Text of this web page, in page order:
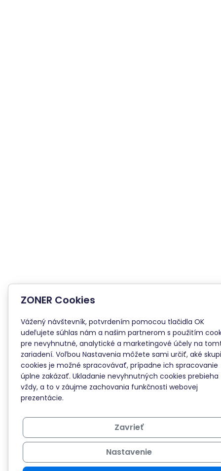
ZONER Cookies
Vážený návštevník, potvrdením pomocou tlačidla OK
udeľujete súhlas nám a našim partnerom s použitím
pre nevyhnutné, analytické a marketingové účely na
zariadení. Voľbou Nastavenia môžete sami určiť, aké
cookies je možné spracovávať, prípadne ich spracovanie
úplne zakázať. Ukladanie nevyhnutných cookies prebieha
vždy, a to v záujme zachovania funkčnosti webovej
prezentácie.
Zavrieť
Nastavenie